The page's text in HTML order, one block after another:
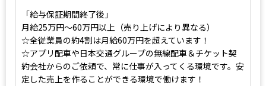
「給与保証期間終了後」
月給25万円～60万円以上（売り上げにより異なる）
☆全従業員の約4割は月給60万円を超えています！
☆アプリ配車や日本交通グループの無線配車＆チケット契
約会社からのご依頼で、常に仕事が入ってくる環境です。安
定した売上を作ることができる環境で働けます！